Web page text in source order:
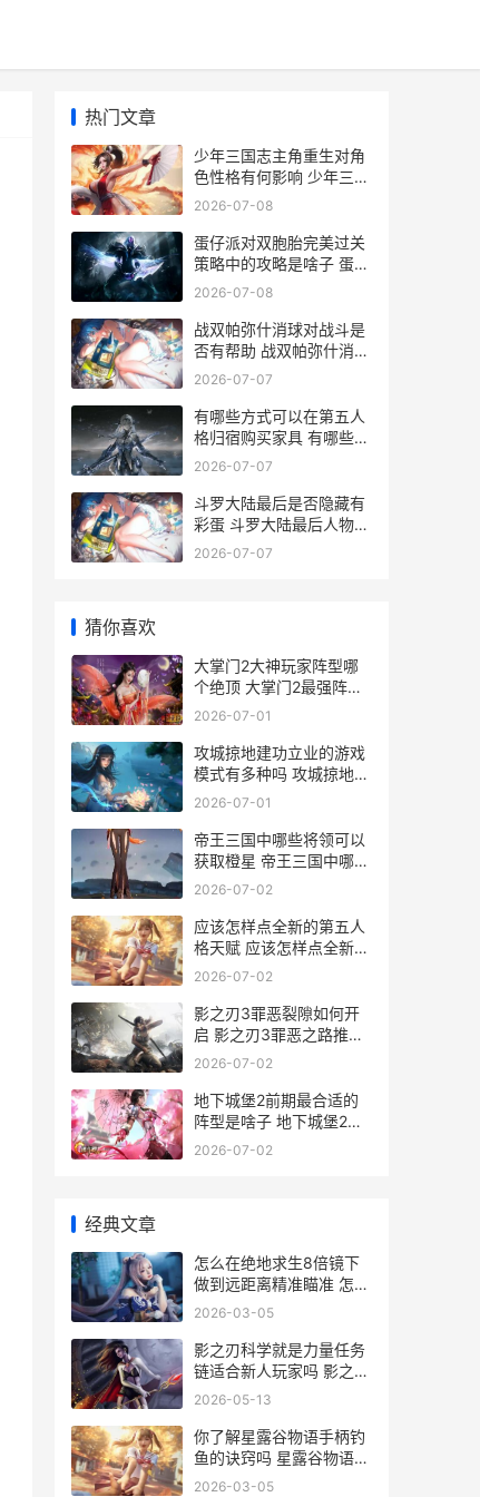
热门文章
少年三国志主角重生对角
色性格有何影响 少年三国
志主角晋升职业头衔
2026-07-08
蛋仔派对双胞胎完美过关
策略中的攻略是啥子 蛋仔
派对双胞胎恶灵怎么画
2026-07-08
战双帕弥什消球对战斗是
否有帮助 战双帕弥什消球
机制
2026-07-07
有哪些方式可以在第五人
格归宿购买家具 有哪些方
式可以表达孝心?
2026-07-07
斗罗大陆最后是否隐藏有
彩蛋 斗罗大陆最后人物结
局
2026-07-07
猜你喜欢
大掌门2大神玩家阵型哪
个绝顶 大掌门2最强阵容
搭配
2026-07-01
攻城掠地建功立业的游戏
模式有多种吗 攻城掠地手
游建功立业活动攻略
2026-07-01
帝王三国中哪些将领可以
获取橙星 帝王三国中哪些
武将最强
2026-07-02
应该怎样点全新的第五人
格天赋 应该怎样点全新的
苹果
2026-07-02
影之刃3罪恶裂隙如何开
启 影之刃3罪恶之路推不
动
2026-07-02
地下城堡2前期最合适的
阵型是啥子 地下城堡2前
期最强推图阵容
2026-07-02
经典文章
怎么在绝地求生8倍镜下
做到远距离精准瞄准 怎么
在绝地求生端游里匹配韩
2026-03-05
影之刃科学就是力量任务
链适合新人玩家吗 影之刃
怎么样
2026-05-13
你了解星露谷物语手柄钓
鱼的诀窍吗 星露谷物语介
绍攻略
2026-03-05